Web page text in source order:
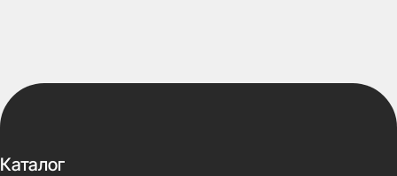
Каталог